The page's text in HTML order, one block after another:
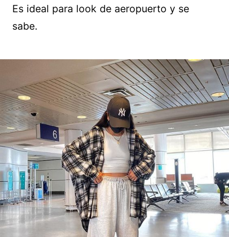
Es ideal para look de aeropuerto y se
sabe.